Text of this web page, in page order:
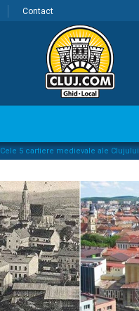
Contact
Cele 5 cartiere medievale ale Clujului